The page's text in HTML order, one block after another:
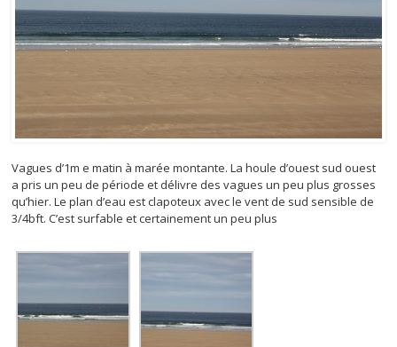
Vagues d’1m e matin à marée montante. La houle d’ouest sud ouest
a pris un peu de période et délivre des vagues un peu plus grosses
qu’hier. Le plan d’eau est clapoteux avec le vent de sud sensible de
3/4bft. C’est surfable et certainement un peu plus